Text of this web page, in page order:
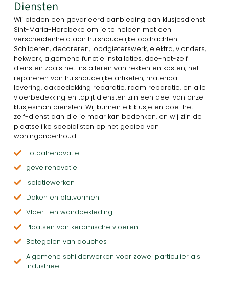
Diensten
Wij bieden een gevarieerd aanbieding aan klusjesdienst
Sint-Maria-Horebeke om je te helpen met een
verscheidenheid aan huishoudelijke opdrachten.
Schilderen, decoreren, loodgieterswerk, elektra, vlonders,
hekwerk, algemene functie installaties, doe-het-zelf
diensten zoals het installeren van rekken en kasten, het
repareren van huishoudelijke artikelen, materiaal
levering, dakbedekking reparatie, raam reparatie, en alle
vloerbedekking en tapijt diensten zijn een deel van onze
klusjesman diensten. Wij kunnen elk klusje en doe-het-
zelf-dienst aan die je maar kan bedenken, en wij zijn de
plaatselijke specialisten op het gebied van
woningonderhoud.
Totaalrenovatie
gevelrenovatie
Isolatiewerken
Daken en platvormen
Vloer- en wandbekleding
Plaatsen van keramische vloeren
Betegelen van douches
Algemene schilderwerken voor zowel particulier als
industrieel